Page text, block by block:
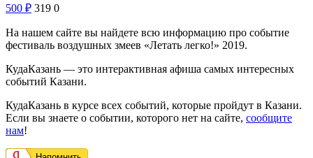
500 ₽ 319 0
На нашем сайте вы найдете всю информацию про событие
фестиваль воздушных змеев «Летать легко!» 2019.
КудаКазань — это интерактивная афиша самых интересных
событий Казани.
КудаКазань в курсе всех событий, которые пройдут в Казани.
Если вы знаете о событии, которого нет на сайте, сообщите
нам!